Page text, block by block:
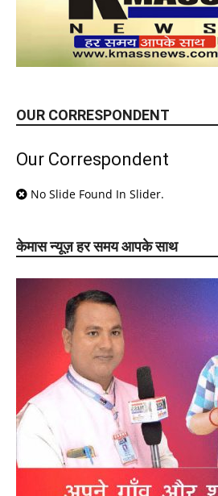
OUR CORRESPONDENT
Our Correspondent
No Slide Found In Slider.
केमास न्यूज़ हर समय आपके साथ